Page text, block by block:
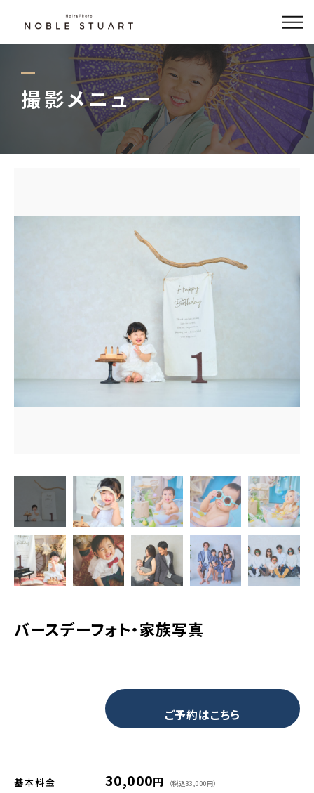
撮影メニュー
バースデーフォト・家族写真
ご予約はこちら
基本料金 30,000円 （税込33,000円）
どんな写真が撮れるの？
撮影メニュー
フォト商品
Hair Salon
0564-79-7788
営業時間 10：00～20：00
Web予約